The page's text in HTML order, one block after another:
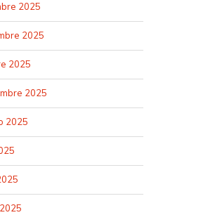
2025
2025
2025
2025
2025